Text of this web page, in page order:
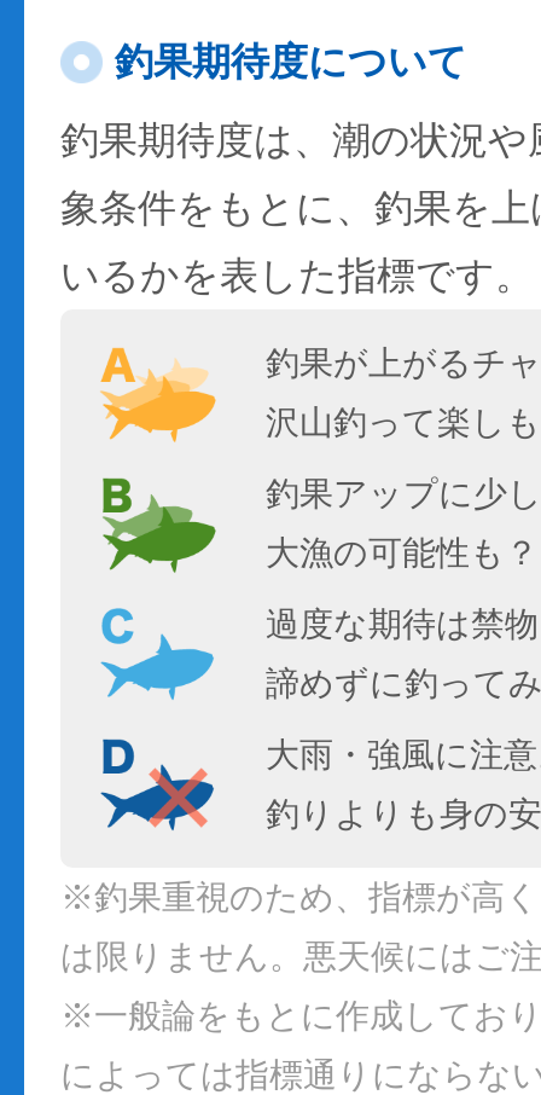
釣果期待度について
釣果期待度は、潮の状況
象条件をもとに、釣果を
いるかを表した指標です。
釣果が上がるチ
沢山釣って楽し
釣果アップに少
大漁の可能性も？
過度な期待は禁
諦めずに釣って
大雨・強風に注
釣りよりも身の
※釣果重視のため、指標が高
は限りません。悪天候にはご
※一般論をもとに作成してお
によっては指標通りにならな